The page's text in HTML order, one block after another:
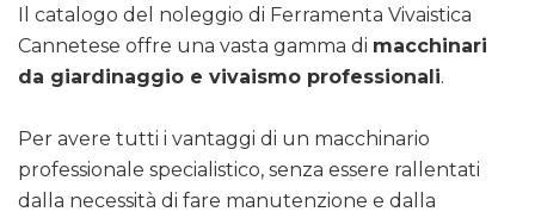
Il catalogo del noleggio di Ferramenta Vivaistica
Cannetese offre una vasta gamma di macchinari
da giardinaggio e vivaismo professionali.
Per avere tutti i vantaggi di un macchinario
professionale specialistico, senza essere rallentati
dalla necessità di fare manutenzione e dalla